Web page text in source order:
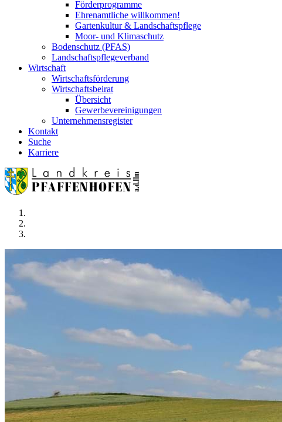
Förderprogramme
Ehrenamtliche willkommen!
Gartenkultur & Landschaftspflege
Moor- und Klimaschutz
Bodenschutz (PFAS)
Landschaftspflegeverband
Wirtschaft
Wirtschaftsförderung
Wirtschaftsbeirat
Übersicht
Gewerbevereinigungen
Unternehmensregister
Kontakt
Suche
Karriere